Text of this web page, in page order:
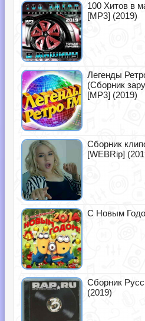
100 Хитов в
[MP3] (2019)
Легенды
(Сборник
[MP3] (2019)
Сборник
[WEBRip]
С Новым
Сборник
(2019)